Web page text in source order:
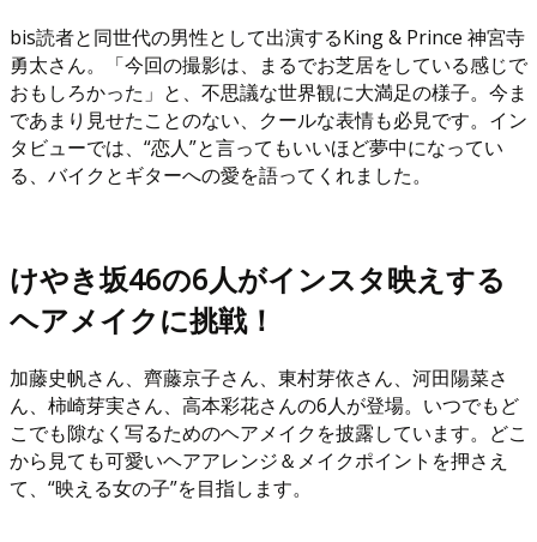
bis読者と同世代の男性として出演するKing & Prince 神宮寺
勇太さん。「今回の撮影は、まるでお芝居をしている感じで
おもしろかった」と、不思議な世界観に大満足の様子。今ま
であまり見せたことのない、クールな表情も必見です。イン
タビューでは、“恋人”と言ってもいいほど夢中になってい
る、バイクとギターへの愛を語ってくれました。
けやき坂46の6人がインスタ映えする
ヘアメイクに挑戦！
加藤史帆さん、齊藤京子さん、東村芽依さん、河田陽菜さ
ん、柿崎芽実さん、高本彩花さんの6人が登場。いつでもど
こでも隙なく写るためのヘアメイクを披露しています。どこ
から見ても可愛いヘアアレンジ＆メイクポイントを押さえ
て、“映える女の子”を目指します。